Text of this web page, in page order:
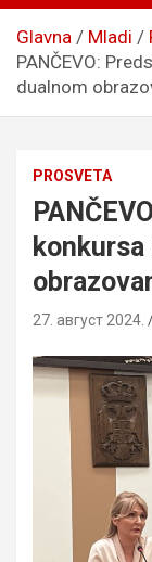
Glavna Mladi
PANČEVO:
dualnom
PROSVETA
27. август 2024.